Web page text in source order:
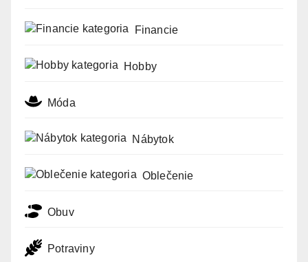
Financie
Hobby
Móda
Nábytok
Oblečenie
Obuv
Potraviny